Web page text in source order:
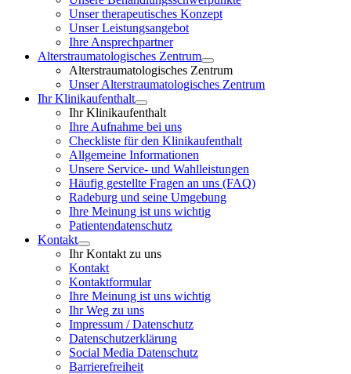
Unser therapeutisches Konzept
Unser Leistungsangebot
Ihre Ansprechpartner
Alterstraumatologisches Zentrum
Alterstraumatologisches Zentrum
Unser Alterstraumatologisches Zentrum
Ihr Klinikaufenthalt
Ihr Klinikaufenthalt
Ihre Aufnahme bei uns
Checkliste für den Klinikaufenthalt
Allgemeine Informationen
Unsere Service- und Wahlleistungen
Häufig gestellte Fragen an uns (FAQ)
Radeburg und seine Umgebung
Ihre Meinung ist uns wichtig
Patientendatenschutz
Kontakt
Ihr Kontakt zu uns
Kontakt
Kontaktformular
Ihre Meinung ist uns wichtig
Ihr Weg zu uns
Impressum / Datenschutz
Datenschutzerklärung
Social Media Datenschutz
Barrierefreiheit